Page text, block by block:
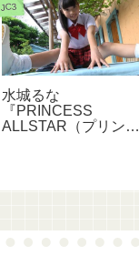
JC3
水城るな
『PRINCESS
ALLSTAR（プリンセ